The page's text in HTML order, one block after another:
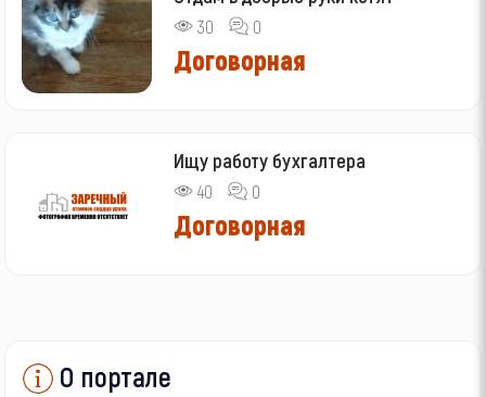
30 0
Договорная
Ищу работу бухгалтера
40 0
Договорная
О портале